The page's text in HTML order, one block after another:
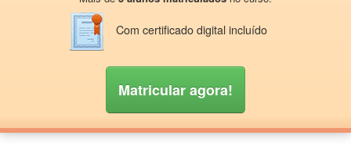
Com certificado digital incluído
Matricular agora!